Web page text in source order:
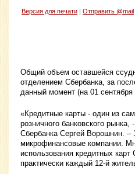
Версия для печати Отправить @mail
Общий объем оставшейся
отделением Сбербанка, за
данный момент (на 01
«Кредитные карты - один из
розничного банковского
Сбербанка Сергей Ворошнин. –
микрофинансовые компании.
использования кредитных
практически каждый 12-й